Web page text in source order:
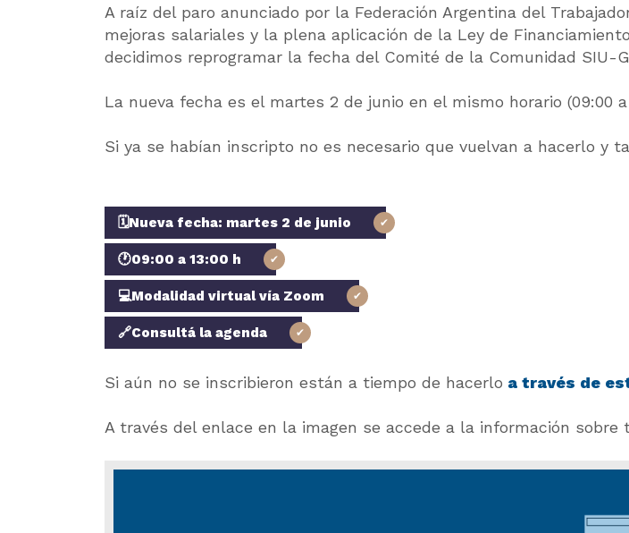
A raíz del paro anunciado por la Federación Argentina del
mejoras salariales y la plena aplicación de la Ley de
decidimos reprogramar la fecha del Comité de la Comunidad SIU-
La nueva fecha es el martes 2 de junio en el mismo horario (09:00 a
Si ya se habían inscripto no es necesario que vuelvan a hacerlo y
🗓️Nueva fecha: martes 2 de junio
🕐09:00 a 13:00 h
💻Modalidad virtual vía Zoom
🔗Consultá la agenda
Si aún no se inscribieron están a tiempo de hacerlo a través de
A través del enlace en la imagen se accede a la información